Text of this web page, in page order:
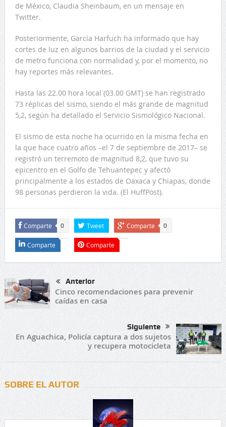
de México, Claudia Sheinbaum, en un mensaje en
Twitter.
Posteriormente, García Harfuch ha informado que hay
cortes de luz en algunos barrios de la ciudad y el servicio
de metro funciona con normalidad y, por el momento, no
hay reportes más relevantes.
Hasta las 22.00 hora local (03.00 GMT) se han registrado
73 réplicas del sismo, siendo el más grande de magnitud
5,2, según ha detallado el Servicio Sismológico Nacional.
El sismo de esta noche ha ocurrido en la misma fecha en
la que hace cuatro años –el 7 de septiembre de 2017– se
registró un terremoto de magnitud 8,2, que tuvo su
epicentro en el Golfo de Tehuantepec y afectó
principalmente a los estados de Oaxaca y Chiapas, donde
98 personas perdieron la vida. (El HuffPost).
Comparte 0 Tweet Comparte 0
Comparte Comparte
Anterior
Cinco recomendaciones para prevenir
caídas en casa
Siguiente
En Aguachica, Policía captura a dos sujetos
y recupera motocicleta
SOBRE EL AUTOR